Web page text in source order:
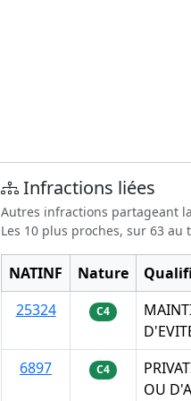
Infractions liées
Autres infractions partageant
Les 10 plus proches, sur 63 au
NATINF Nature
25324
C4
6897
C4
OU